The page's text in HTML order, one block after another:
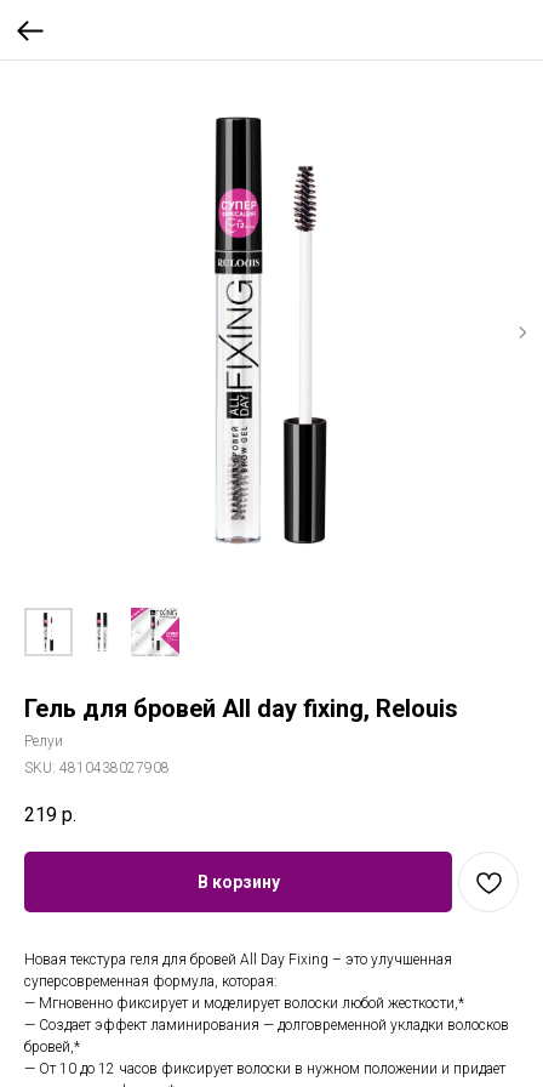
Гель для бровей All day fixing, Relouis
Релуи
SKU: 4810438027908
219 р.
В корзину
Новая текстура геля для бровей All Day Fixing – это улучшенная
суперсовременная формула, которая:
— Мгновенно фиксирует и моделирует волоски любой жесткости,*
— Создает эффект ламинирования — долговременной укладки волосков
бровей,*
— От 10 до 12 часов фиксирует волоски в нужном положении и придает